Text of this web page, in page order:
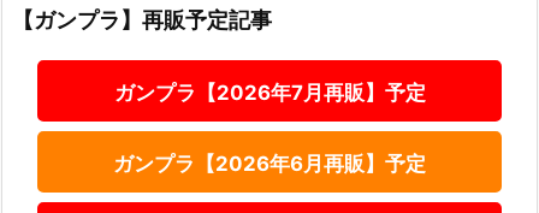
【ガンプラ】再販予定記事
ガンプラ【2026年7月再販】予定
ガンプラ【2026年6月再販】予定